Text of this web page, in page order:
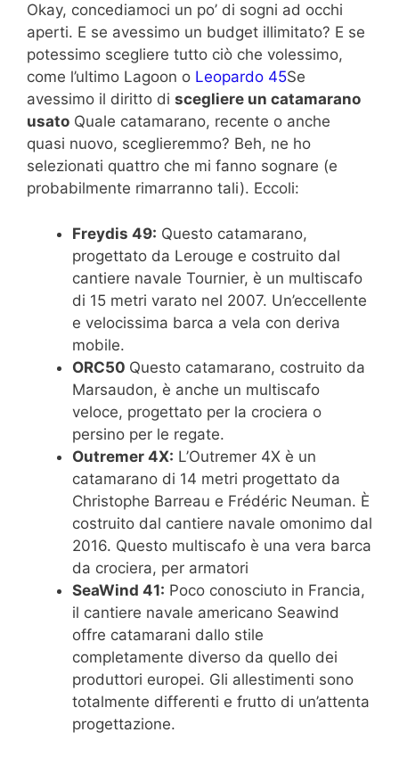
Okay, concediamoci un po’ di sogni ad occhi
aperti. E se avessimo un budget illimitato? E se
potessimo scegliere tutto ciò che volessimo,
come l’ultimo Lagoon o Leopardo 45Se
avessimo il diritto di scegliere un catamarano
usato Quale catamarano, recente o anche
quasi nuovo, sceglieremmo? Beh, ne ho
selezionati quattro che mi fanno sognare (e
probabilmente rimarranno tali). Eccoli:
Freydis 49: Questo catamarano,
progettato da Lerouge e costruito dal
cantiere navale Tournier, è un multiscafo
di 15 metri varato nel 2007. Un’eccellente
e velocissima barca a vela con deriva
mobile.
ORC50 Questo catamarano, costruito da
Marsaudon, è anche un multiscafo
veloce, progettato per la crociera o
persino per le regate.
Outremer 4X: L’Outremer 4X è un
catamarano di 14 metri progettato da
Christophe Barreau e Frédéric Neuman. È
costruito dal cantiere navale omonimo dal
2016. Questo multiscafo è una vera barca
da crociera, per armatori
SeaWind 41: Poco conosciuto in Francia,
il cantiere navale americano Seawind
offre catamarani dallo stile
completamente diverso da quello dei
produttori europei. Gli allestimenti sono
totalmente differenti e frutto di un’attenta
progettazione.